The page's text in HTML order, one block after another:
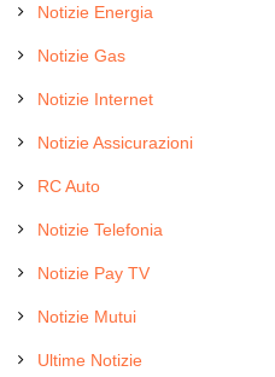
Notizie Energia
Notizie Gas
Notizie Internet
Notizie Assicurazioni
RC Auto
Notizie Telefonia
Notizie Pay TV
Notizie Mutui
Ultime Notizie